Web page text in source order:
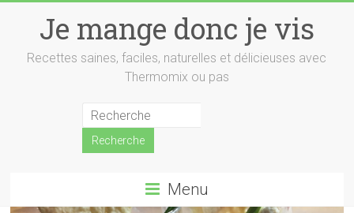
contentJe mange donc je vis
Recettes saines, faciles, naturelles et délicieuses avec
Thermomix ou pas
Menu